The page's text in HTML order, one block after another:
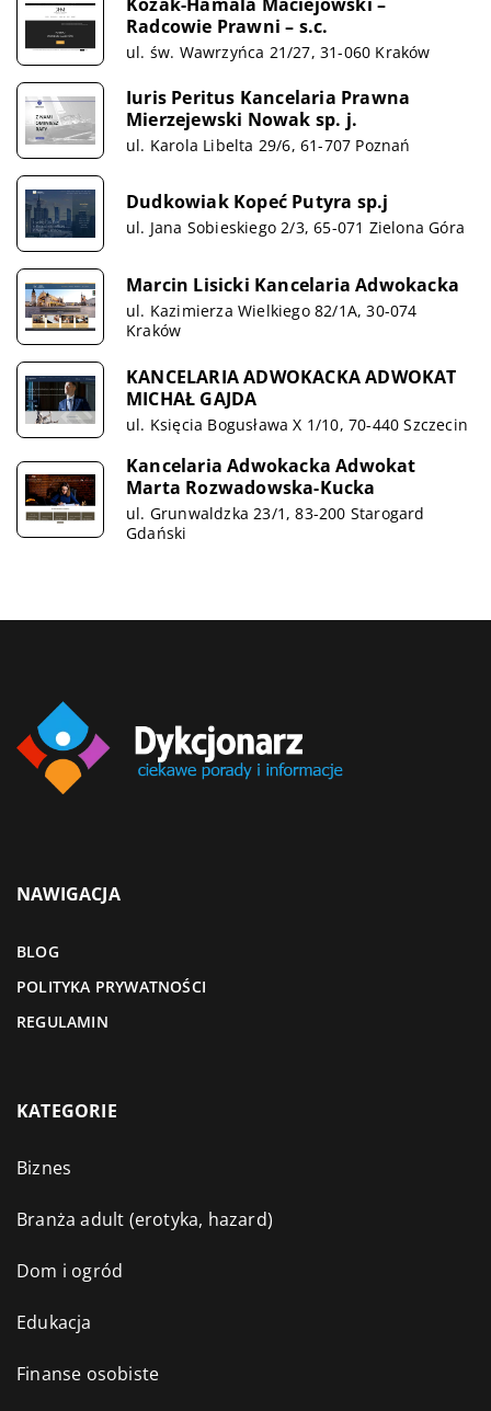
Radcowie Prawni – s.c.
ul. św. Wawrzyńca 21/27, 31-060 Kraków
Iuris Peritus Kancelaria Prawna
Mierzejewski Nowak sp. j.
ul. Karola Libelta 29/6, 61-707 Poznań
Dudkowiak Kopeć Putyra sp.j
ul. Jana Sobieskiego 2/3, 65-071 Zielona Góra
Marcin Lisicki Kancelaria Adwokacka
ul. Kazimierza Wielkiego 82/1A, 30-074
Kraków
KANCELARIA ADWOKACKA ADWOKAT
MICHAŁ GAJDA
ul. Księcia Bogusława X 1/10, 70-440 Szczecin
Kancelaria Adwokacka Adwokat
Marta Rozwadowska-Kucka
ul. Grunwaldzka 23/1, 83-200 Starogard
Gdański
NAWIGACJA
BLOG
POLITYKA PRYWATNOŚCI
REGULAMIN
KATEGORIE
Biznes
Branża adult (erotyka, hazard)
Dom i ogród
Edukacja
Finanse osobiste